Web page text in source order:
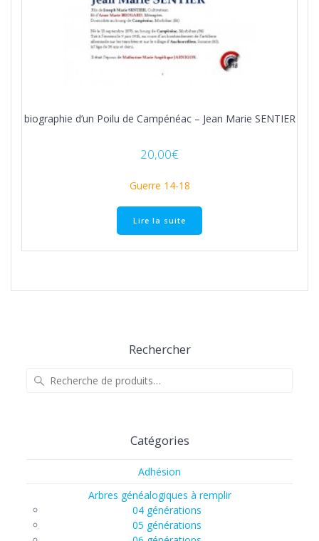
biographie d’un Poilu de Campénéac – Jean Marie SENTIER
20,00€
Guerre 14-18
Lire la suite
Rechercher
Catégories
Adhésion
Arbres généalogiques à remplir
04 générations
05 générations